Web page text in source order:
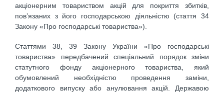
акціонерним товариством акцій для покриття збитків,
пов’язаних з його господарською діяльністю (стаття 34
Закону «Про господарські товариства»).
Статтями 38, 39 Закону України «Про господарські
товариства» передбачений спеціальний порядок зміни
статутного фонду акціонерного товариства, який
обумовлений необхідністю проведення заміни,
додаткового випуску або анулювання акцій. Державою